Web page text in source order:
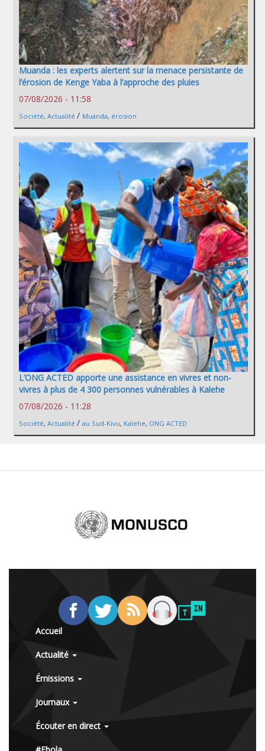
Muanda : les experts alertent sur la menace persistante de
l’érosion de Kenge Yaba à l’approche des pluies
07/08/2026 - 11:58
Société, Actualité / Muanda, érosion
L’ONG ACTED apporte une assistance en vivres et non-
vivres à plus de 4 300 personnes vulnérables à Kalehe
07/08/2026 - 11:28
Société, Actualité / au Sud-Kivu, Kalehe, ONG ACTED
Accueil
Actualité
Émissions
Journaux
Écouter en direct